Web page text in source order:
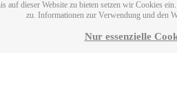
auf dieser Website zu bieten setzen wir Cookies
zu. Informationen zur Verwendung und den
Nur essenzielle